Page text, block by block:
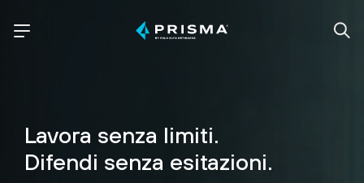
Lavora senza limiti.
Difendi senza esitazioni.